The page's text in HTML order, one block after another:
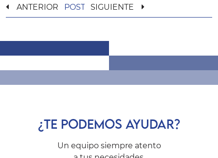
ANTERIOR POST SIGUIENTE
¿TE PODEMOS AYUDAR?
Un equipo siempre atento